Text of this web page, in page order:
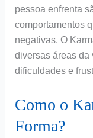
pessoa enfrenta
comportamentos
negativas. O
diversas áreas da
dificuldades e
Como o
Forma?